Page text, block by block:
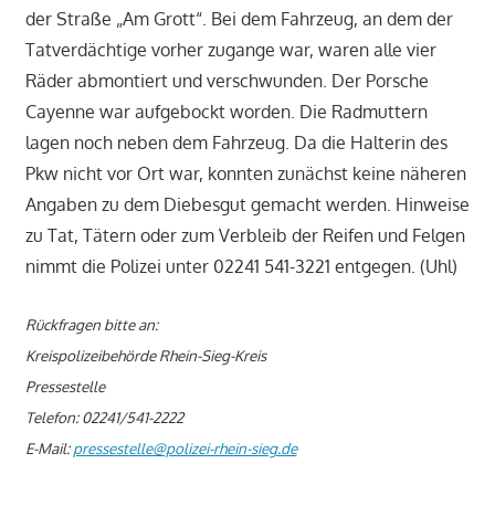
der Straße „Am Grott“. Bei dem Fahrzeug, an dem der
Tatverdächtige vorher zugange war, waren alle vier
Räder abmontiert und verschwunden. Der Porsche
Cayenne war aufgebockt worden. Die Radmuttern
lagen noch neben dem Fahrzeug. Da die Halterin des
Pkw nicht vor Ort war, konnten zunächst keine näheren
Angaben zu dem Diebesgut gemacht werden. Hinweise
zu Tat, Tätern oder zum Verbleib der Reifen und Felgen
nimmt die Polizei unter 02241 541-3221 entgegen. (Uhl)
Rückfragen bitte an:
Kreispolizeibehörde Rhein-Sieg-Kreis
Pressestelle
Telefon: 02241/541-2222
E-Mail:pressestelle@polizei-rhein-sieg.de